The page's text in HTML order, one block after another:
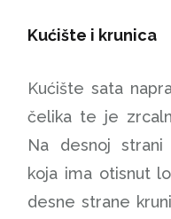
Kućište i krunica
Kućište sata
čelika te je
Na desnoj strani
koja ima otisnut
desne strane